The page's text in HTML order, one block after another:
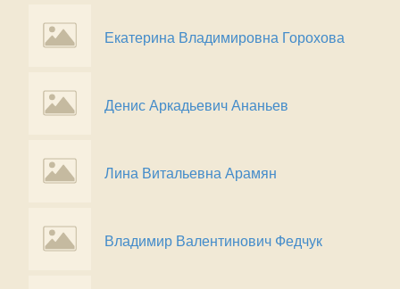
Екатерина Владимировна Горохова
Денис Aркадьевич Ананьев
Лина Витальевна Арамян
Владимир Валентинович Федчук